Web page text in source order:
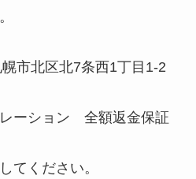
市北区北7条西1丁目1-2
レーション 全額返金保証
てください。